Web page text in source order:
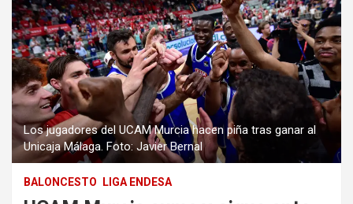
Los jugadores del UCAM Murcia hacen piña tras ganar al
Unicaja Málaga. Foto: Javier Bernal
BALONCESTO LIGA ENDESA